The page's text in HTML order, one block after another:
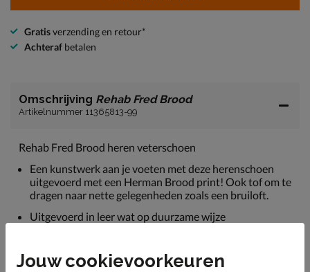
Gratisverzending en retour*
Achteraf betalen
Omschrijving Rehab Fred Brood
Artikelnummer 11365813-99
Rehab Fred Brood heren veterschoen
Een kunstwerk aan je voeten met deze herenschoen
uitgevoerd met een Herman Brood print! Ook tof om te
dragen naar nette gelegenheden zoals een bruiloft.
Uitgevoerd in leer wat op duurzame wijze
Gevoerd met leer wat met ademend vermogen
bevorderend is voor een gezond voetklimaat.
Jouw cookievoorkeuren